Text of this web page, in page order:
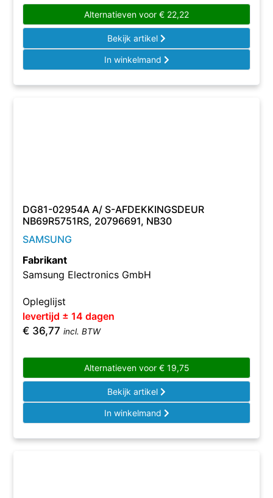
Alternatieven voor € 22,22
Bekijk artikel
In winkelmand
DG81-02954A A/ S-AFDEKKINGSDEUR
NB69R5751RS, 20796691, NB30
SAMSUNG
Fabrikant
Samsung Electronics GmbH
Opleglijst
levertijd ± 14 dagen
€ 36,77 incl. BTW
Alternatieven voor €19,75
Bekijk artikel
In winkelmand